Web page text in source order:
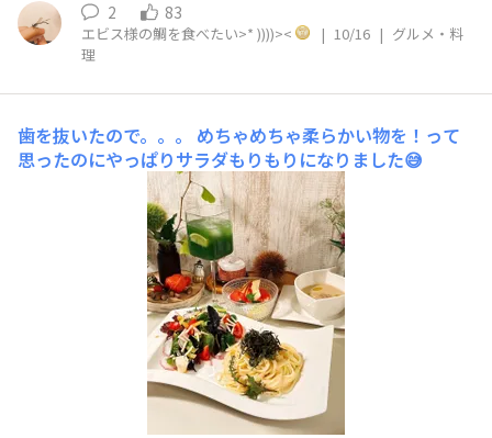
2 83
エビス様の鯛を食べたい>* ))))>< | 10/16 | グルメ・料
理
歯を抜いたので。。。
めちゃめちゃ柔らかい物を！って
思ったのにやっぱりサラダもりもりになりました😅